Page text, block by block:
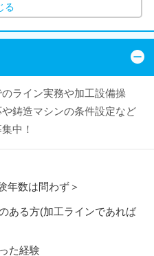
る
ライン実務や加工設備操
鋳造マシンの条件設定など
中！
年数は問わず＞
ある方(加工ラインであれば
た経験